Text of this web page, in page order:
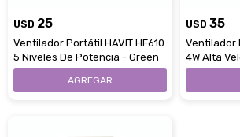
USD 25
Ventilador Portátil HAVIT HF610
5 Niveles De Potencia - Green
USD 35
Ventilador
4W Alta
Digital -